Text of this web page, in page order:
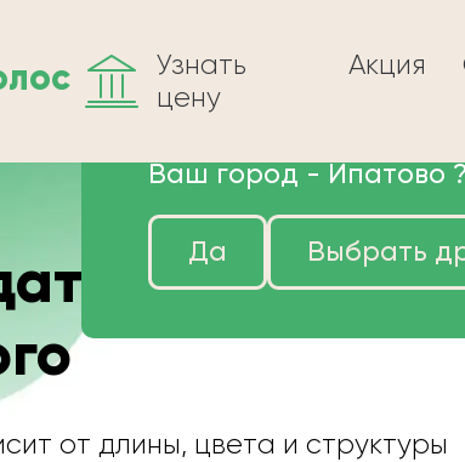
Узнать
цену
Акция
волосы в
от длины, цвета и структуры
Ваш город - Ипатово ?
Да Выбрать